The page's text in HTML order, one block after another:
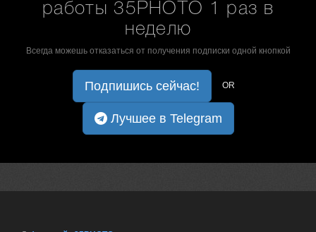
работы 35PHOTO 1 раз в
неделю
Всегда можешь отказаться от получения подписки одной кнопкой
Подпишись сейчас! OR
Лучшее в Telegram